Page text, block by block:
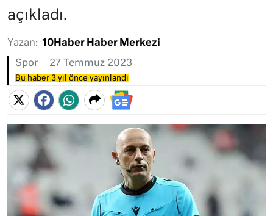
açıkladı.
Yazan: 10Haber Haber Merkezi
Spor 27 Temmuz 2023
Bu haber 3 yıl önce yayınlandı